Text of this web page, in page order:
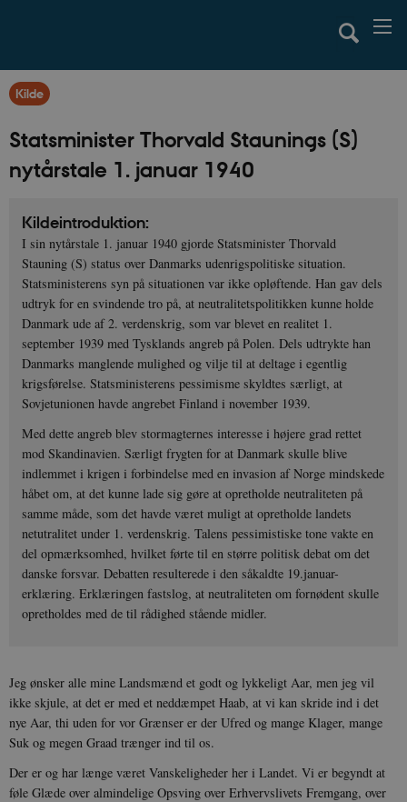
Kilde
Statsminister Thorvald Staunings (S)
nytårstale 1. januar 1940
Kildeintroduktion:
I sin nytårstale 1. januar 1940 gjorde Statsminister Thorvald
Stauning (S) status over Danmarks udenrigspolitiske situation.
Statsministerens syn på situationen var ikke opløftende. Han gav dels
udtryk for en svindende tro på, at neutralitetspolitikken kunne holde
Danmark ude af 2. verdenskrig, som var blevet en realitet 1.
september 1939 med Tysklands angreb på Polen. Dels udtrykte han
Danmarks manglende mulighed og vilje til at deltage i egentlig
krigsførelse. Statsministerens pessimisme skyldtes særligt, at
Sovjetunionen havde angrebet Finland i november 1939.
Med dette angreb blev stormagternes interesse i højere grad rettet
mod Skandinavien. Særligt frygten for at Danmark skulle blive
indlemmet i krigen i forbindelse med en invasion af Norge mindskede
håbet om, at det kunne lade sig gøre at opretholde neutraliteten på
samme måde, som det havde været muligt at opretholde landets
netutralitet under 1. verdenskrig. Talens pessimistiske tone vakte en
del opmærksomhed, hvilket førte til en større politisk debat om det
danske forsvar. Debatten resulterede i den såkaldte 19.januar-
erklæring. Erklæringen fastslog, at neutraliteten om fornødent skulle
opretholdes med de til rådighed stående midler.
Jeg ønsker alle mine Landsmænd et godt og lykkeligt Aar, men jeg vil
ikke skjule, at det er med et neddæmpet Haab, at vi kan skride ind i det
nye Aar, thi uden for vor Grænser er der Ufred og mange Klager, mange
Suk og megen Graad trænger ind til os.
Der er og har længe været Vanskeligheder her i Landet. Vi er begyndt at
føle Glæde over almindelige Opsving over Erhvervslivets Fremgang, over